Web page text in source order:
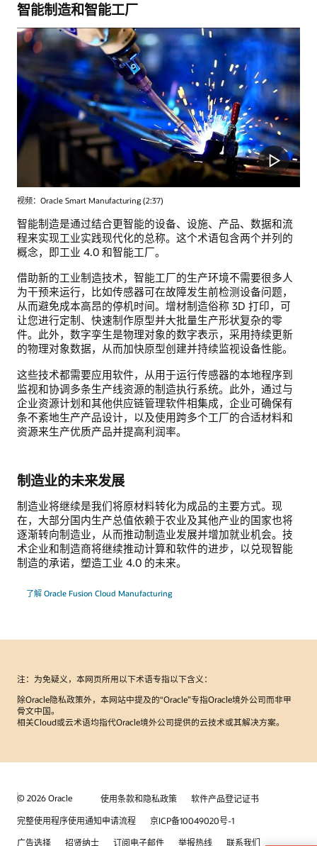
智能制造和智能工厂
视频：Oracle Smart Manufacturing (2:37)
智能制造是通过结合更智能的设备、设施、产品、数据和流
程来实现工业实践现代化的总称。这个术语包含两个并列的
概念，即工业 4.0 和智能工厂。
借助新的工业制造技术，智能工厂的生产环境不需要很多人
为干预来运行，比如传感器可在故障发生前检测设备问题，
从而避免成本高昂的停机时间。增材制造俗称 3D 打印，可
让您进行定制、快速制作原型并大批量生产形状复杂的零
件。此外，数字孪生是物理对象的数字表示，采用持续更新
的物理对象数据，从而加快原型创建并持续监视设备性能。
这些技术都需要应用软件，从用于运行传感器的本地程序到
监视和协调多条生产线资源的制造执行系统。此外，通过与
企业资源计划和其他供应链管理软件相集成，企业可确保有
条不紊地生产产品设计，以及使用跨多个工厂的合适材料和
资源来生产优质产品并提高利润率。
制造业的未来发展
制造业将继续是我们将原材料转化为成品的主要方式。现
在，大部分国内生产总值依赖于农业及其他产业的国家也将
逐渐转向制造业，从而推动制造业发展并增加就业机会。技
术企业和制造商将继续推动计算和软件的进步，以兑现智能
制造的承诺，塑造工业 4.0 的未来。
了解 Oracle Fusion Cloud Manufacturing
注：为免疑义，本网页所用以下术语专指以下含义：
除Oracle隐私政策外，本网站中提及的“Oracle”专指Oracle境外公司而非甲
骨文中国。
相关Cloud或云术语均指代Oracle境外公司提供的云技术或其解决方案。
© 2026 Oracle 使用条款和隐私政策
软件产品登记证书
完整使用程序使用通知申请流程
京ICP备10049020号-1
广告选择
招贤纳士 订阅电子邮件 举报热线 联系我们